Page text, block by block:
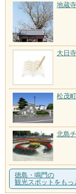
地蔵寺
大日寺
松茂
北島
徳島・鳴門の
観光スポットをもっ